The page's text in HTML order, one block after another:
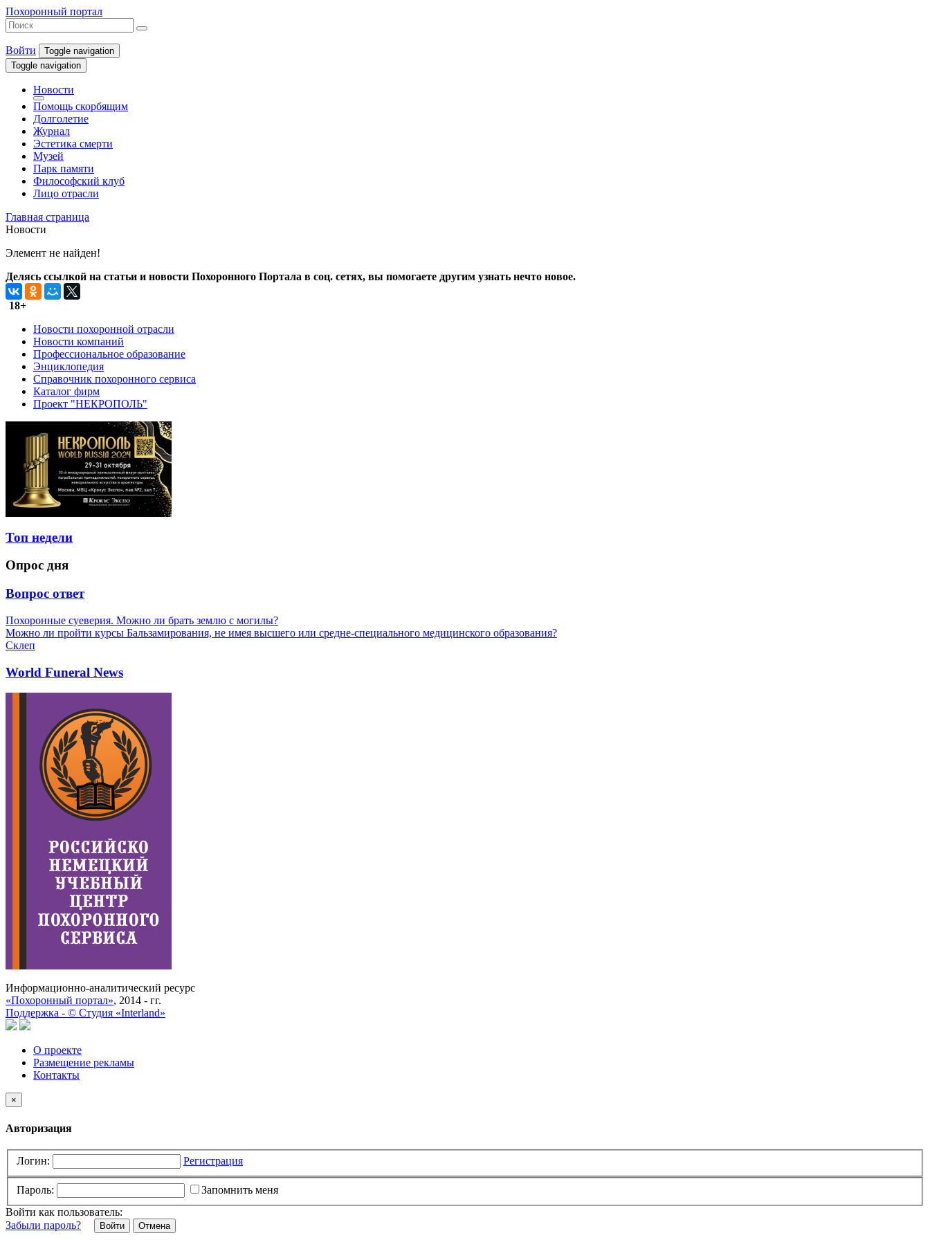
Похоронный портал
Войти
Toggle navigation
Toggle navigation
Новости
Помощь скорбящим
Долголетие
Журнал
Эстетика смерти
Музей
Парк памяти
Философский клуб
Лицо отрасли
Главная страница
Новости
Элемент не найден!
Делясь ссылкой на статьи и новости Похоронного Портала в соц. сетях, вы помогаете другим узнать нечто новое.
18+
Новости похоронной отрасли
Новости компаний
Профессиональное образование
Энциклопедия
Справочник похоронного сервиса
Каталог фирм
Проект "НЕКРОПОЛЬ"
Топ недели
Опрос дня
Вопрос ответ
Похоронные суеверия. Можно ли брать землю с могилы?
Можно ли пройти курсы Бальзамирования, не имея высшего или средне-специального медицинского образования?
Склеп
World Funeral News
Информационно-аналитический ресурс
«Похоронный портал», 2014 - гг.
Поддержка - © Cтудия «Interland»
О проекте
Размещение рекламы
Контакты
×
Авторизация
Логин: Регистрация
Пароль:
Запомнить меня
Войти как пользователь:
Забыли пароль?
Отмена